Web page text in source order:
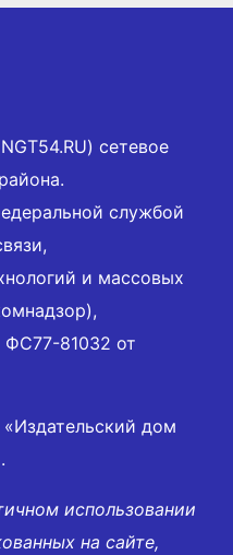
сетевое
службой
и массовых
81032 от
дом
использовании
на сайте,